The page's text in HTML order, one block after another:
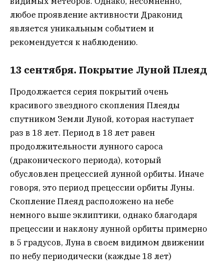
любое проявление активности Драконид
является уникальным событием и
рекомендуется к наблюдению.
13 сентября. Покрытие Луной Плеяд
Продолжается серия покрытий очень
красивого звездного скопления Плеяды
спутником Земли Луной, которая наступает
раз в 18 лет. Период в 18 лет равен
продолжительности лунного сароса
(драконического периода), который
обусловлен прецессией лунной орбиты. Иначе
говоря, это период прецессии орбиты Луны.
Скопление Плеяд расположено на небе
немного выше эклиптики, однако благодаря
прецессии и наклону лунной орбиты примерно
в 5 градусов, Луна в своем видимом движении
по небу периодически (каждые 18 лет)